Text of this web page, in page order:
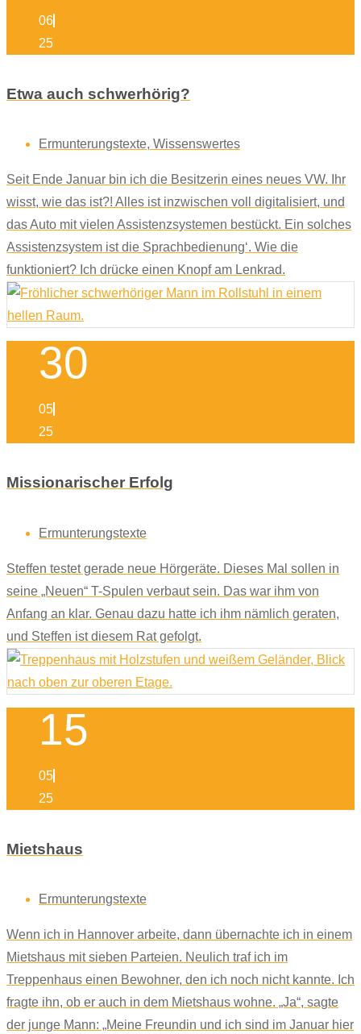
06
25
Etwa auch schwerhörig?
Ermunterungstexte, Wissenswertes
Seit Ende Januar bin ich die Besitzerin eines neues VW. Ihr
wisst, wie das ist?! Alles ist inzwischen voll digitalisiert, und
das Auto mit vielen Assistenzsystemen bestückt. Ein solches
Assistenzsystem ist die Sprachbedienung‘. Wie die
funktioniert? Ich drücke einen Knopf am Lenkrad.
30
05
25
Missionarischer Erfolg
Ermunterungstexte
Steffen testet gerade neue Hörgeräte. Dieses Mal sollen in
seine „Neuen“ T-Spulen verbaut sein. Das war ihm von
Anfang an klar. Genau dazu hatte ich ihm nämlich geraten,
und Steffen ist diesem Rat gefolgt.
15
05
25
Mietshaus
Ermunterungstexte
Wenn ich in Hannover arbeite, dann übernachte ich in einem
Mietshaus mit sieben Parteien. Neulich traf ich im
Treppenhaus einen Bewohner, den ich noch nicht kannte. Ich
fragte ihn, ob er auch in dem Mietshaus wohne. „Ja“, sagte
der junge Mann: „Meine Freundin und ich sind im Januar hier